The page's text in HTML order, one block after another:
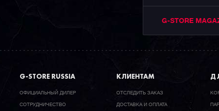
G-STORE
G-STORE RUSSIA
ОФИЦИАЛЬНЫЙ ДИЛЕР
CОТРУДНИЧЕСТВО
КЛИЕНТАМ
ОТСЛЕДИТЬ ЗАКАЗ
ДОСТАВКА И ОПЛАТА